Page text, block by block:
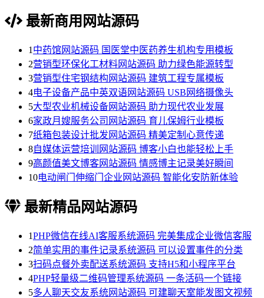
最新商用网站源码
1 中药馆网站源码 国医堂中医药养生机构专用模板
2营销型环保化工材料网站源码 助力绿色能源转型
3营销型住宅钢结构网站源码 建筑工程专属模板
4电子设备产品中英双语网站源码 USB网络摄像头
5大型农业机械设备网站源码 助力现代农业发展
6家政月嫂服务公司网站源码 育儿保姆行业模板
7纸箱包装设计批发网站源码 精美定制心意传递
8自媒体运营培训网站源码 博客小白也能轻松上手
9高颜值美文博客网站源码 情感博主记录美好瞬间
10电动闸门伸缩门企业网站源码 智能化安防新体验
最新精品网站源码
1PHP微信在线AI客服系统源码 完美集成企业微信客服
2简单实用的事件记录系统源码 可以设置事件的分类
3扫码点餐外卖配送系统源码 支持H5和小程序平台
4PHP轻量级二维码管理系统源码 一条活码一个链接
5多人聊天交友系统网站源码 可建聊天室能发图文视频